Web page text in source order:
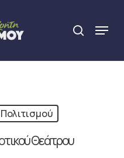
search
Menu
Θεάτρου
Close